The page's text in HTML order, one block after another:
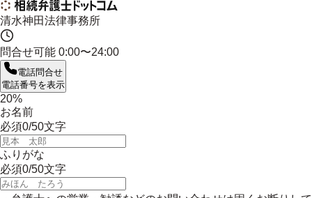
清水神田法律事務所
問合せ可能 0:00〜24:00
電話問合せ
電話番号を表示
20%
お名前
必須0/50文字
ふりがな
必須0/50文字